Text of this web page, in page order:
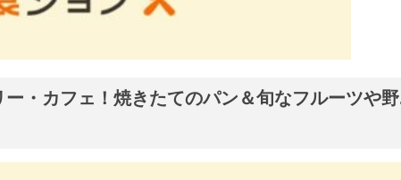
ー・カフェ！焼きたてのパン＆旬なフルーツや